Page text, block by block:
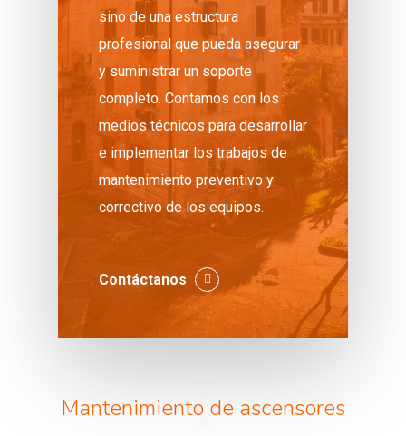
sino de una estructura
profesional que pueda asegurar
y suministrar un soporte
completo. Contamos con los
medios técnicos para desarrollar
e implementar los trabajos de
mantenimiento preventivo y
correctivo de los equipos.
Contáctanos
Mantenimiento de ascensores